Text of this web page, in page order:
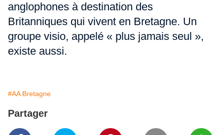
anglophones à destination des
Britanniques qui vivent en Bretagne. Un
groupe visio, appelé « plus jamais seul »,
existe aussi.
#AA Bretagne
Partager